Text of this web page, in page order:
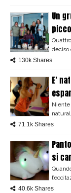
Un
deciso
130k Shares
E’
Niente
71.1k Shares
si
40.6k Shares